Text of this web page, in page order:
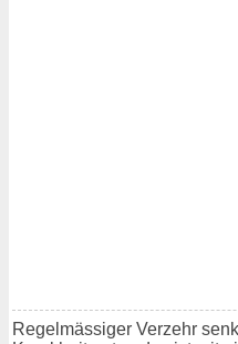
Regelmässiger Verzehr